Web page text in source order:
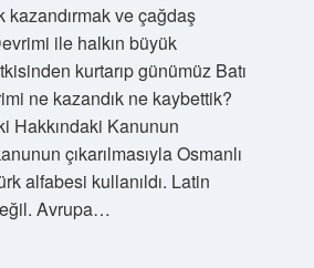
ve çağdaş
ile halkın büyük
kurtarıp günümüz Batı
ne kazandık ne kaybettik?
Hakkındaki Kanunun
çıkarılmasıyla Osmanlı
alfabesi kullanıldı. Latin
Avrupa…